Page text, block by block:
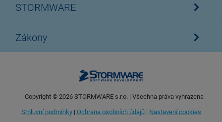
STORMWARE
Zákony
Copyright © 2026STORMWARE s.r.o. | Všechna práva vyhrazena
Smluvní podmínky| Ochrana osobních údajů| Nastavení cookies